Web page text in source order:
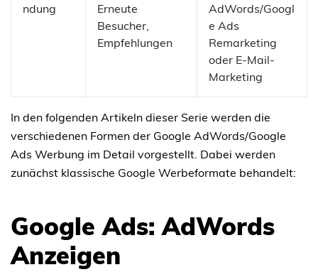
ndung
Erneute
Besucher,
Empfehlungen
AdWords/Googl
e Ads
Remarketing
oder E-Mail-
Marketing
In den folgenden Artikeln dieser Serie werden die
verschiedenen Formen der Google AdWords/Google
Ads Werbung im Detail vorgestellt. Dabei werden
zunächst klassische Google Werbeformate behandelt:
Google Ads: AdWords
Anzeigen